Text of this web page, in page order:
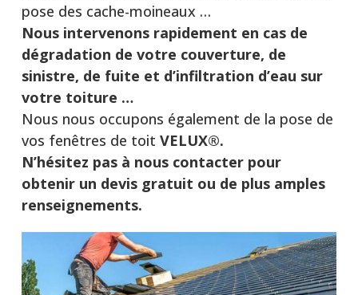
pose des cache-moineaux …
Nous intervenons rapidement en cas de
dégradation de votre couverture, de
sinistre, de fuite et d’infiltration d’eau sur
votre toiture …
Nous nous occupons également de la pose de
vos fenêtres de toit VELUX®.
N’hésitez pas à nous contacter pour
obtenir un devis gratuit ou de plus amples
renseignements.